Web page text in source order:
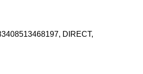
DIRECT,